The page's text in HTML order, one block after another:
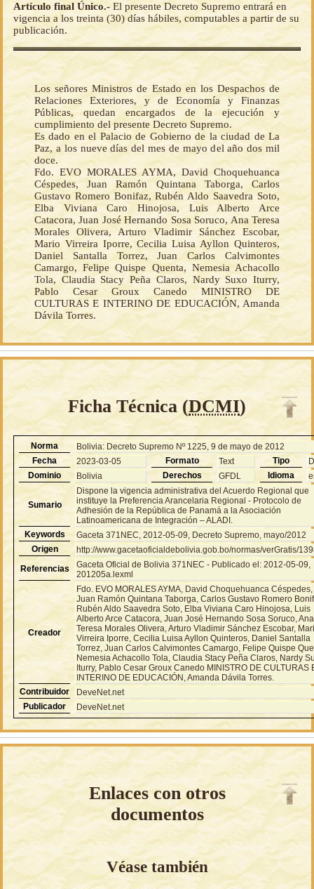
Artículo final Único.- El presente Decreto Supremo entrará en
vigencia a los treinta (30) días hábiles, computables a partir de su
publicación.
Los señores Ministros de Estado en los Despachos de
Relaciones Exteriores, y de Economía y Finanzas
Públicas, quedan encargados de la ejecución y
cumplimiento del presente Decreto Supremo.
Es dado en el Palacio de Gobierno de la ciudad de La
Paz, a los nueve días del mes de mayo del año dos mil
doce.
Fdo. EVO MORALES AYMA, David Choquehuanca
Céspedes, Juan Ramón Quintana Taborga, Carlos
Gustavo Romero Bonifaz, Rubén Aldo Saavedra Soto,
Elba Viviana Caro Hinojosa, Luis Alberto Arce
Catacora, Juan José Hernando Sosa Soruco, Ana Teresa
Morales Olivera, Arturo Vladimir Sánchez Escobar,
Mario Virreira Iporre, Cecilia Luisa Ayllon Quinteros,
Daniel Santalla Torrez, Juan Carlos Calvimontes
Camargo, Felipe Quispe Quenta, Nemesia Achacollo
Tola, Claudia Stacy Peña Claros, Nardy Suxo Iturry,
Pablo Cesar Groux Canedo MINISTRO DE
CULTURAS E INTERINO DE EDUCACIÓN, Amanda
Dávila Torres.
Ficha Técnica (DCMI)
Norma
Bolivia: Decreto Supremo Nº 1225, 9 de mayo de 2012
Fecha
2023-03-05 Formato Text Tipo
Dominio
Bolivia Derechos GFDL Idioma
Sumario
Dispone la vigencia administrativa del Acuerdo Regional que
instituye la Preferencia Arancelaria Regional - Protocolo de
Adhesión de la República de Panamá a la Asociación
Latinoamericana de Integración – ALADI.
Keywords
Gaceta 371NEC, 2012-05-09, Decreto Supremo, mayo/2012
Origen
http://www.gacetaoficialdebolivia.gob.bo/normas/verGratis/
Referencias
Gaceta Oficial de Bolivia 371NEC - Publicado el: 2012-05-09,
201205a.lexml
Creador
Fdo. EVO MORALES AYMA, David Choquehuanca Céspedes,
Juan Ramón Quintana Taborga, Carlos Gustavo Romero
Rubén Aldo Saavedra Soto, Elba Viviana Caro Hinojosa, Luis
Alberto Arce Catacora, Juan José Hernando Sosa Soruco, Ana
Teresa Morales Olivera, Arturo Vladimir Sánchez Escobar,
Virreira Iporre, Cecilia Luisa Ayllon Quinteros, Daniel Santalla
Torrez, Juan Carlos Calvimontes Camargo, Felipe Quispe
Nemesia Achacollo Tola, Claudia Stacy Peña Claros, Nardy
Iturry, Pablo Cesar Groux Canedo MINISTRO DE CULTURAS
INTERINO DE EDUCACIÓN, Amanda Dávila Torres.
Contribuidor
DeveNet.net
Publicador
DeveNet.net
Enlaces con otros
documentos
Véase también